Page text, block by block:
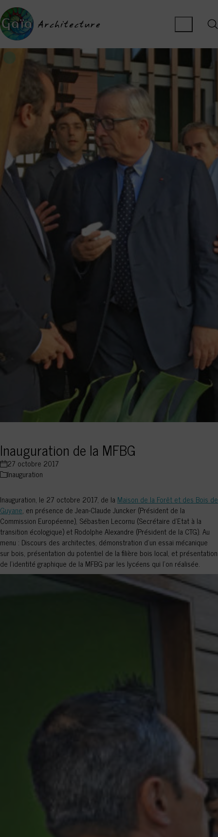
Inauguration de la MFBG
27 octobre 2017
Inauguration
Inauguration, le 27 octobre 2017, de la Maison de la Forêt et des Bois de
Guyane, en présence de Jean-Claude Juncker (Président de la
Commission Européenne), Sébastien Lecornu (Secrétaire d’Etat à la
transition écologique) et Rodolphe Alexandre (Président de la CTG). Au
menu : Discours des architectes, démonstration d’un essai mécanique
sur bois, présentation du potentiel de la filière bois local, et présentation
de l’identité graphique de la MFBG par les lycéens qui l’on réalisée.